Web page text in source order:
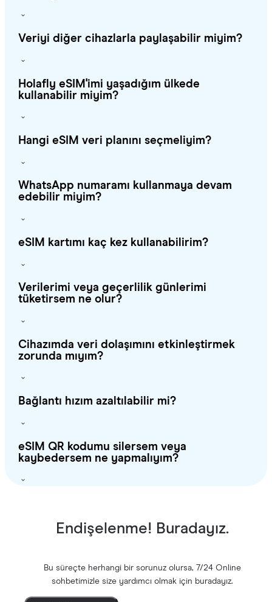
Veriyi diğer cihazlarla paylaşabilir miyim?
Holafly eSIM'imi yaşadığım ülkede
kullanabilir miyim?
Hangi eSIM veri planını seçmeliyim?
WhatsApp numaramı kullanmaya devam
edebilir miyim?
eSIM kartımı kaç kez kullanabilirim?
Verilerimi veya geçerlilik günlerimi
tüketirsem ne olur?
Cihazımda veri dolaşımını etkinleştirmek
zorunda mıyım?
Bağlantı hızım azaltılabilir mi?
eSIM QR kodumu silersem veya
kaybedersem ne yapmalıyım?
Endişelenme! Buradayız.
Bu süreçte herhangi bir sorunuz olursa, 7/24 Online
sohbetimizle size yardımcı olmak için buradayız.